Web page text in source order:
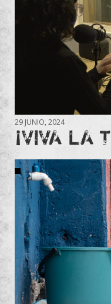
29 JUNIO, 2024
¡VIVA LA